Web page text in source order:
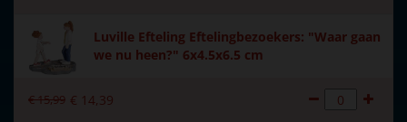
Luville Efteling Eftelingbezoekers: "Waar gaan
we nu heen?" 6x4.5x6.5 cm
€15,99 € 14, 39